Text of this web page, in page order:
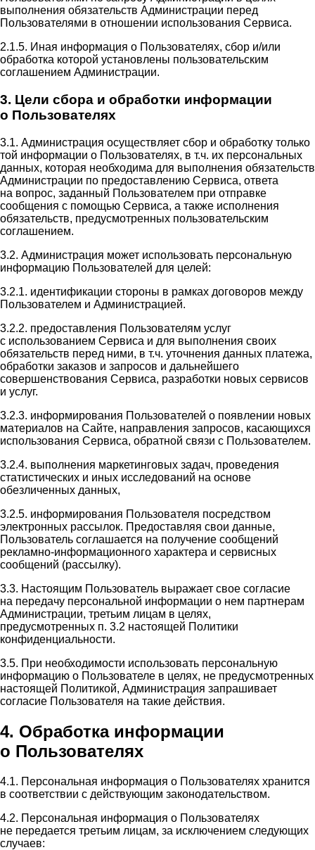
выполнения обязательств Администрации перед
Пользователями в отношении использования Сервиса.
2.1.5. Иная информация о Пользователях, сбор и/или
обработка которой установлены пользовательским
соглашением Администрации.
3. Цели сбора и обработки информации
о Пользователях
3.1. Администрация осуществляет сбор и обработку только
той информации о Пользователях, в т.ч. их персональных
данных, которая необходима для выполнения обязательств
Администрации по предоставлению Сервиса, ответа
на вопрос, заданный Пользователем при отправке
сообщения с помощью Сервиса, а также исполнения
обязательств, предусмотренных пользовательским
соглашением.
3.2. Администрация может использовать персональную
информацию Пользователей для целей:
3.2.1. идентификации стороны в рамках договоров между
Пользователем и Администрацией.
3.2.2. предоставления Пользователям услуг
с использованием Сервиса и для выполнения своих
обязательств перед ними, в т.ч. уточнения данных платежа,
обработки заказов и запросов и дальнейшего
совершенствования Сервиса, разработки новых сервисов
и услуг.
3.2.3. информирования Пользователей о появлении новых
материалов на Сайте, направления запросов, касающихся
использования Сервиса, обратной связи с Пользователем.
3.2.4. выполнения маркетинговых задач, проведения
статистических и иных исследований на основе
обезличенных данных,
3.2.5. информирования Пользователя посредством
электронных рассылок. Предоставляя свои данные,
Пользователь соглашается на получение сообщений
рекламно-информационного характера и сервисных
сообщений (рассылку).
3.3. Настоящим Пользователь выражает свое согласие
на передачу персональной информации о нем партнерам
Администрации, третьим лицам в целях,
предусмотренных п. 3.2 настоящей Политики
конфиденциальности.
3.5. При необходимости использовать персональную
информацию о Пользователе в целях, не предусмотренных
настоящей Политикой, Администрация запрашивает
согласие Пользователя на такие действия.
4. Обработка информации
о Пользователях
4.1. Персональная информация о Пользователях хранится
в соответствии с действующим законодательством.
4.2. Персональная информация о Пользователях
не передается третьим лицам, за исключением следующих
случаев: